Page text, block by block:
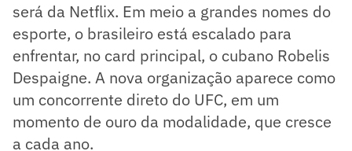
será da Netflix. Em meio a grandes nomes do
esporte, o brasileiro está escalado para
enfrentar, no card principal, o cubano Robelis
Despaigne. A nova organização aparece como
um concorrente direto do UFC, em um
momento de ouro da modalidade, que cresce
a cada ano.